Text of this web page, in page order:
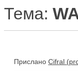
Тема:
Прислано Cifral